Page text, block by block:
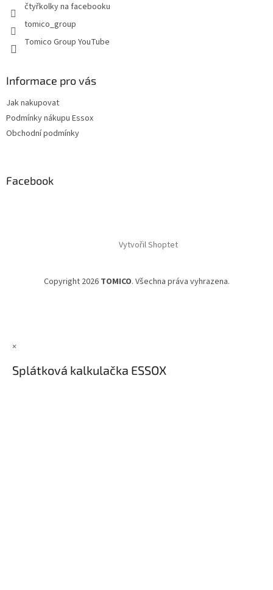
čtyřkolky na facebooku
tomico_group
Tomico Group YouTube
Informace pro vás
Jak nakupovat
Podmínky nákupu Essox
Obchodní podmínky
Facebook
Vytvořil Shoptet
Copyright 2026 TOMICO. Všechna práva vyhrazena.
×
Splátková kalkulačka ESSOX